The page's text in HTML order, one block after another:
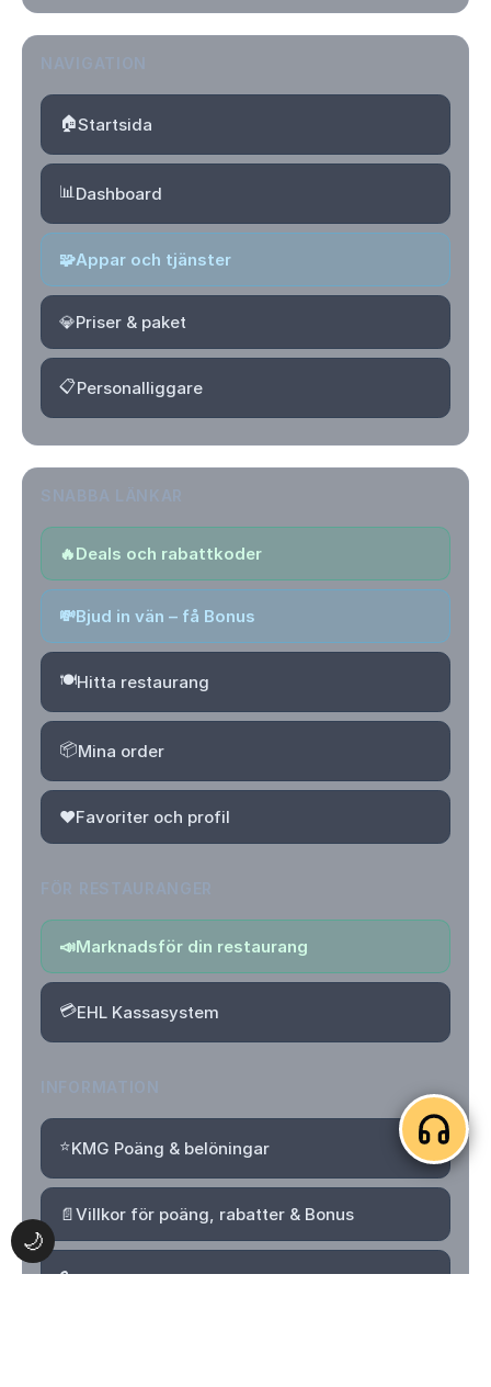
🌙
🏠Startsida
📊Dashboard
🧩Appar och tjänster
💎Priser & paket
📋Personalliggare
🔥Deals och rabattkoder
💸Bjud in vän – få Bonus
🍽️Hitta restaurang
📦Mina order
❤️Favoriter och profil
📣Marknadsför din restaurang
💳EHL Kassasystem
⭐KMG Poäng & belöningar
📄Villkor för poäng, rabatter & Bonus
🔒Integritetspolicy